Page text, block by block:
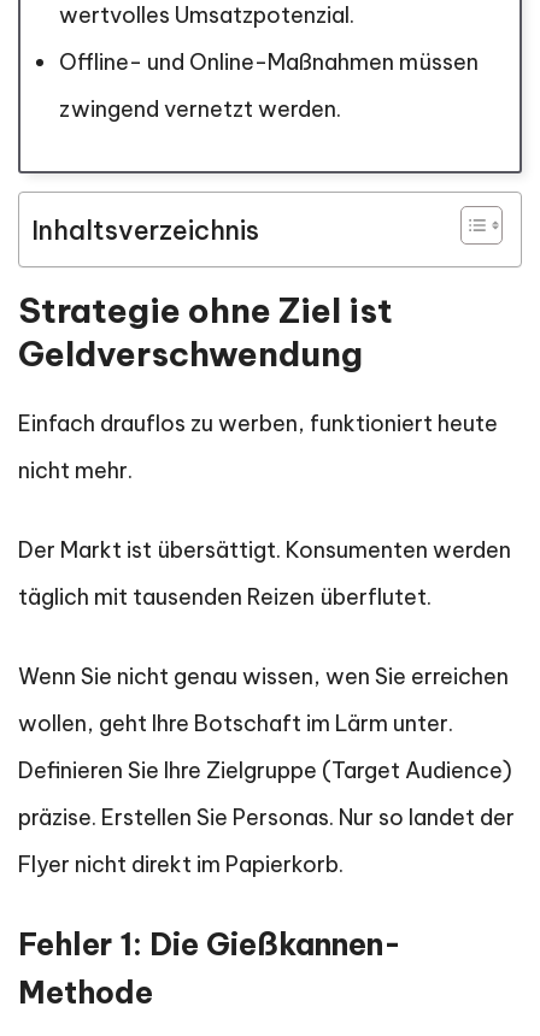
wertvolles Umsatzpotenzial.
Offline- und Online-Maßnahmen müssen
zwingend vernetzt werden.
Inhaltsverzeichnis
Strategie ohne Ziel ist
Geldverschwendung
Einfach drauflos zu werben, funktioniert heute
nicht mehr.
Der Markt ist übersättigt. Konsumenten werden
täglich mit tausenden Reizen überflutet.
Wenn Sie nicht genau wissen, wen Sie erreichen
wollen, geht Ihre Botschaft im Lärm unter.
Definieren Sie Ihre Zielgruppe (Target Audience)
präzise. Erstellen Sie Personas. Nur so landet der
Flyer nicht direkt im Papierkorb.
Fehler 1: Die Gießkannen-
Methode